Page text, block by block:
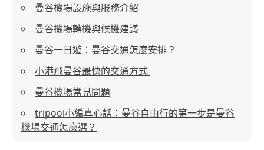
曼谷機場設施與服務介紹
曼谷機場轉機與候機建議
曼谷一日遊：曼谷交通怎麼安排？
小港飛曼谷最快的交通方式
曼谷機場常見問題
tripool小編真心話：曼谷自由行的第一步是曼谷
機場交通怎麼選？